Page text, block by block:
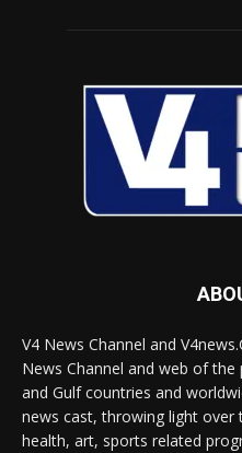
V4 News Channel and
News Channel and web of
and Gulf countries and
news cast, throwing light over
health, art, sports related